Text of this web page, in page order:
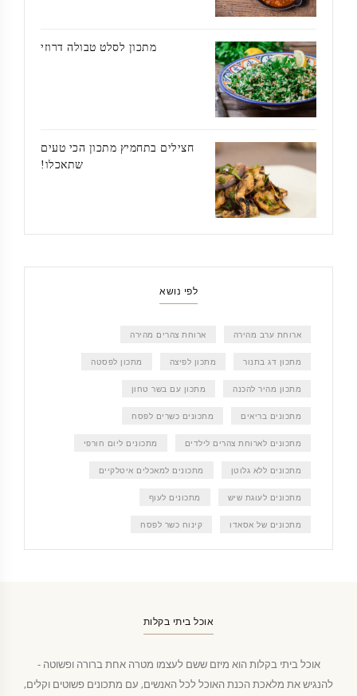
מתכון לסלט טבולה דרוזי
חצילים בתחמיץ מתכון הכי טעים
שתאכלו!
לפי נושא
ארוחת ערב מהירה ארוחת צהרים מהירה
מתכון דג בתנור מתכון לפיצה מתכון לפסטה
מתכון מהיר להכנה מתכון עם בשר טחון
מתכונים בריאים מתכונים כשרים לפסח
מתכונים לארוחת צהרים לילדים מתכונים ליום חורפי
מתכונים ללא גלוטן מתכונים למאכלים איטלקיים
מתכונים לעוגת שיש מתכונים לעוף
מתכונים של אסאדו קינוח כשר לפסח
אוכל ביתי בקלות
אוכל ביתי בקלות הוא מיזם ששם לעצמו מטרה אחת ברורה ופשוטה -
להנגיש את מלאכת הכנת האוכל לכל האנשים, עם מתכונים פשוטים וקלים,